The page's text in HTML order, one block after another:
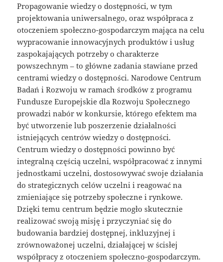
Propagowanie wiedzy o dostępności, w tym
projektowania uniwersalnego, oraz współpraca z
otoczeniem społeczno-gospodarczym mająca na celu
wypracowanie innowacyjnych produktów i usług
zaspokajających potrzeby o charakterze
powszechnym – to główne zadania stawiane przed
centrami wiedzy o dostępności. Narodowe Centrum
Badań i Rozwoju w ramach środków z programu
Fundusze Europejskie dla Rozwoju Społecznego
prowadzi nabór w konkursie, którego efektem ma
być utworzenie lub poszerzenie działalności
istniejących centrów wiedzy o dostępności.
Centrum wiedzy o dostępności powinno być
integralną częścią uczelni, współpracować z innymi
jednostkami uczelni, dostosowywać swoje działania
do strategicznych celów uczelni i reagować na
zmieniające się potrzeby społeczne i rynkowe.
Dzięki temu centrum będzie mogło skutecznie
realizować swoją misję i przyczyniać się do
budowania bardziej dostępnej, inkluzyjnej i
zrównoważonej uczelni, działającej w ścisłej
współpracy z otoczeniem społeczno-gospodarczym.